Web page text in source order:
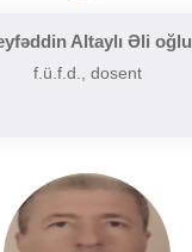
Altaylı Əli oğlu
f.ü.f.d., dosent